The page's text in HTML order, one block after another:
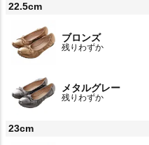
22.5cm
ブロンズ
残りわずか
メタルグレー
残りわずか
23cm